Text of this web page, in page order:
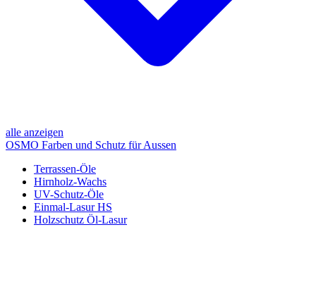
alle anzeigen
OSMO Farben und Schutz für Aussen
Terrassen-Öle
Hirnholz-Wachs
UV-Schutz-Öle
Einmal-Lasur HS
Holzschutz Öl-Lasur